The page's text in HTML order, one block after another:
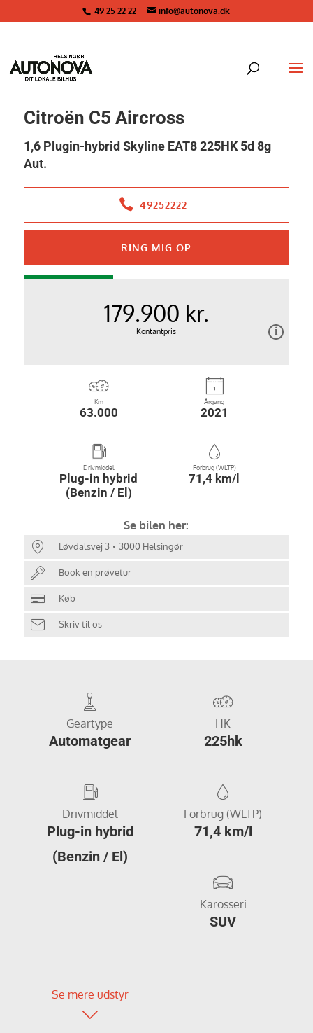
49 25 22 22 info@autonova.dk
<Tilbage til søgeresultat
Citroën C5 Aircross
1,6 Plugin-hybrid Skyline EAT8 225HK 5d 8g
Aut.
49252222
RING MIG OP
179.900 kr.
Kontantpris
Km
63.000
Årgang
2021
Drivmiddel
Plug-in hybrid
(Benzin / El)
Forbrug (WLTP)
71,4 km/l
Se bilen her:
Løvdalsvej 3 3000 Helsingør
Book en prøvetur
Køb
Skriv til os
Geartype
Automatgear
HK
225hk
Drivmiddel
Plug-in hybrid
(Benzin / El)
Forbrug (WLTP)
71,4 km/l
Karosseri
SUV
Se mere udstyr